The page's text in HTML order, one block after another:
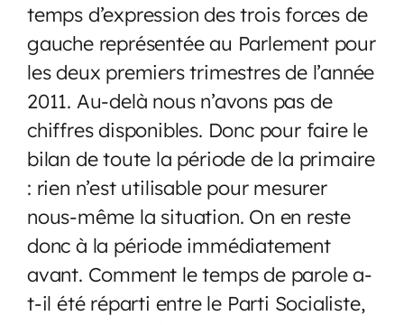
temps d’expression des trois forces de
gauche représentée au Parlement pour
les deux premiers trimestres de l’année
2011. Au-delà nous n’avons pas de
chiffres disponibles. Donc pour faire le
bilan de toute la période de la primaire
: rien n’est utilisable pour mesurer
nous-même la situation. On en reste
donc à la période immédiatement
avant. Comment le temps de parole a-
t-il été réparti entre le Parti Socialiste,